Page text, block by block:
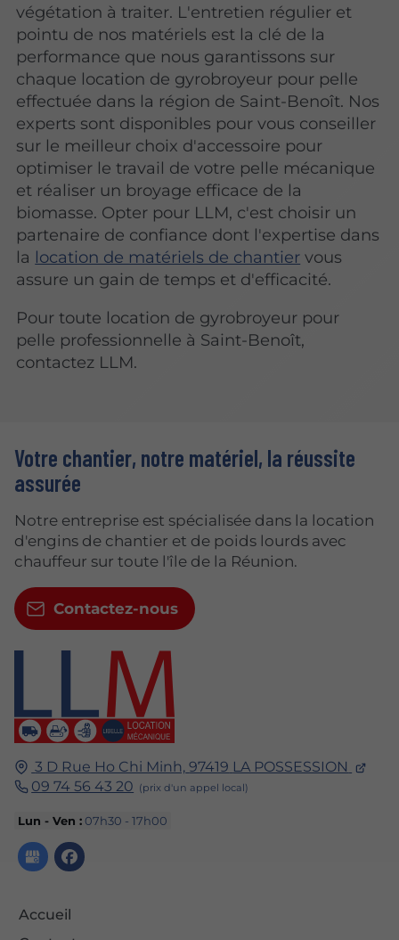
végétation à traiter. L'entretien régulier et
pointu de nos matériels est la clé de la
performance que nous garantissons sur
chaque location de gyrobroyeur pour pelle
effectuée dans la région de Saint-Benoît. Nos
experts sont disponibles pour vous conseiller
sur le meilleur choix d'accessoire pour
optimiser le travail de votre pelle mécanique
et réaliser un broyage efficace de la
biomasse. Opter pour LLM, c'est choisir un
partenaire de confiance dont l'expertise dans
la location de matériels de chantier vous
assure un gain de temps et d'efficacité.
Pour toute location de gyrobroyeur pour
pelle professionnelle à Saint-Benoît,
contactez LLM.
3 D Rue Ho Chi Minh, 97419 LA POSSESSION
09 74 56 43 20
Lun - Ven : 07h30 - 17h00
Accueil
Votre chantier, notre matériel, la réussite
assurée
Notre entreprise est spécialisée dans la location
d'engins de chantier et de poids lourds avec
chauffeur sur toute l'île de la Réunion.
Contactez-nous